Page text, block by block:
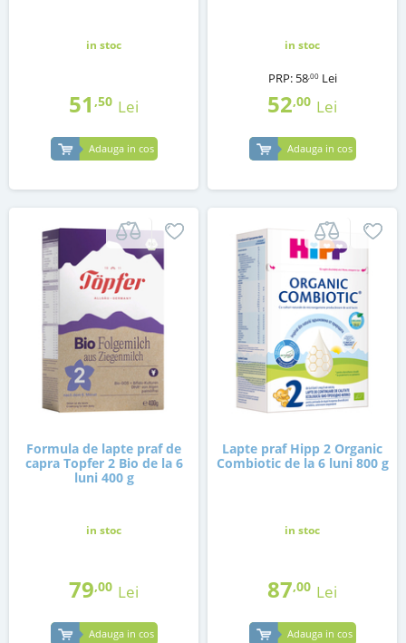
in stoc
51 ,50 Lei
Adauga in cos
in stoc
PRP: 58,00 Lei
52,00 Lei
Adauga in cos
Formula de lapte praf de
capra Topfer 2 Bio de la 6
luni 400 g
in stoc
79,00 Lei
Adauga in cos
Lapte praf Hipp 2 Organic
Combiotic de la 6 luni 800 g
in stoc
87,00 Lei
Adauga in cos